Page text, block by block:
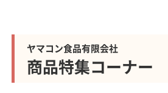
ヤマコン食品有限会社
商品特集コーナー